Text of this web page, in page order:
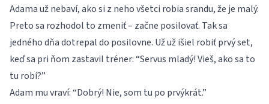
Adama už nebaví, ako si z neho všetci robia srandu, že je malý.
Preto sa rozhodol to zmeniť – začne posilovať. Tak sa
jedného dňa dotrepal do posilovne. Už už išiel robiť prvý set,
keď sa pri ňom zastavil tréner: “Servus mladý! Vieš, ako sa to
tu robí?”
Adam mu vraví: “Dobrý! Nie, som tu po prvýkrát.”